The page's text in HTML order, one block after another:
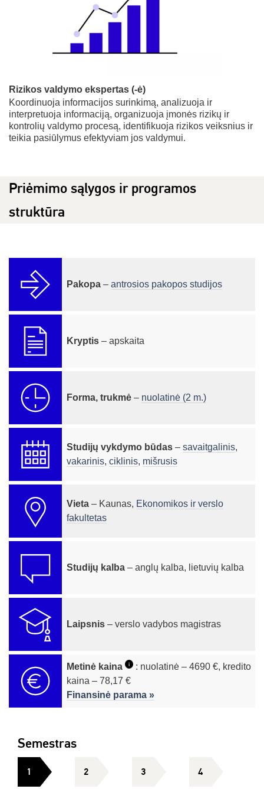
Rizikos valdymo ekspertas (-ė)
Koordinuoja informacijos surinkimą, analizuoja ir
interpretuoja informaciją, organizuoja įmonės rizikų ir
kontrolių valdymo procesą, identifikuoja rizikos veiksnius ir
teikia pasiūlymus efektyviam jos valdymui.
Priėmimo sąlygos ir programos
struktūra
Pakopa – antrosios pakopos studijos
Kryptis – apskaita
Forma, trukmė – nuolatinė (2 m.)
Studijų vykdymo būdas – savaitgalinis,
vakarinis, ciklinis, mišrusis
Vieta – Kaunas, Ekonomikos ir verslo
fakultetas
Studijų kalba – anglų kalba, lietuvių kalba
Laipsnis – verslo vadybos magistras
Metinė kaina i
: nuolatinė – 4690 €, kredito
kaina – 78,17 €
Finansinė parama »
Semestras
1 2 3 4